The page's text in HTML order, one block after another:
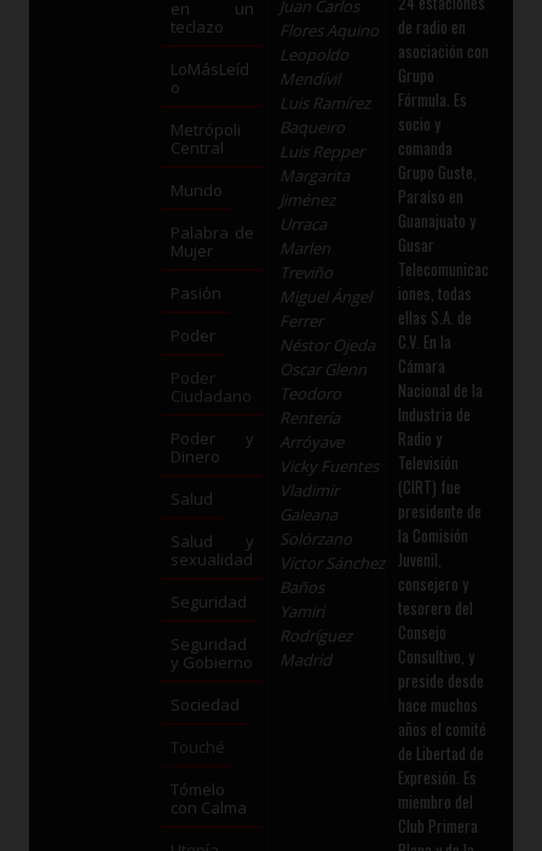
en un
teclazo
LoMásLeíd
o
Metrópoli
Central
Mundo
Palabra de
Mujer
Pasión
Poder
Poder
Ciudadano
Poder y
Dinero
Salud
Salud y
sexualidad
Seguridad
Seguridad
y Gobierno
Sociedad
Touché
Tómelo
con Calma
Juan Carlos
Flores Aquino
Leopoldo
Mendívil
Luis Ramírez
Baqueiro
Luis Repper
Margarita
Jiménez
Urraca
Marlen
Treviño
Miguel Ángel
Ferrer
Néstor Ojeda
Oscar Glenn
Teodoro
Rentería
Arróyave
Vicky Fuentes
Vladimir
Galeana
Solórzano
Víctor Sánchez
Baños
Yamiri
Rodríguez
Madrid
de radio en
asociación con
Grupo
Fórmula. Es
socio y
comanda
Grupo Guste,
Paraíso en
Guanajuato y
Gusar
Telecomunicac
iones, todas
ellas S.A. de
C.V. En la
Cámara
Nacional de la
Industria de
Radio y
Televisión
(CIRT) fue
presidente de
la Comisión
Juvenil,
consejero y
tesorero del
Consejo
Consultivo, y
preside desde
hace muchos
años el comité
de Libertad de
Expresión. Es
miembro del
Club Primera